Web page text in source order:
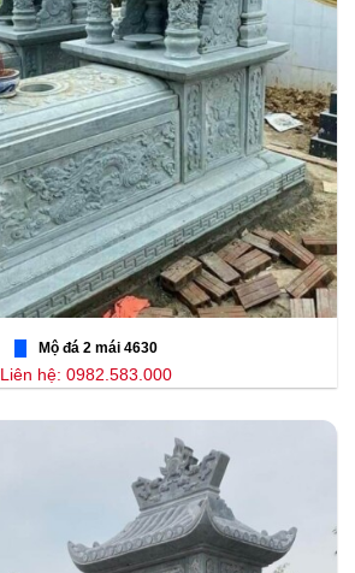
Mộ đá 2 mái 4630
Liên hệ: 0982.583.000